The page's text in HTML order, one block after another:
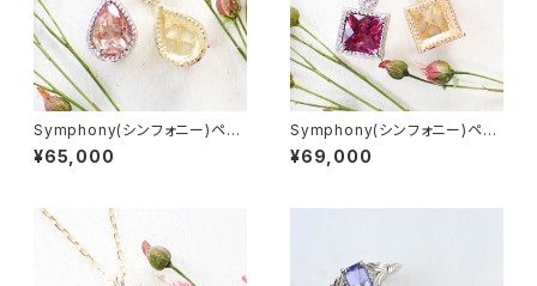
Symphony(シンフォニー)ペン
ダントトップ☆ペアシェイプカッ
ト★お石を預り空枠より製作依
¥65,000
Symphony(シンフォニー)ペン
ダントトップ☆スクエアカット★
お石を預り空枠より製作依頼(サ
¥69,000